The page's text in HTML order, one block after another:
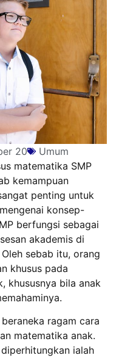
20
Umum
matematika SMP
kemampuan
penting untuk
konsep-
berfungsi sebagai
akademis di
sebab itu, orang
khusus pada
khususnya bila anak
ragam cara
matematika anak.
ialah